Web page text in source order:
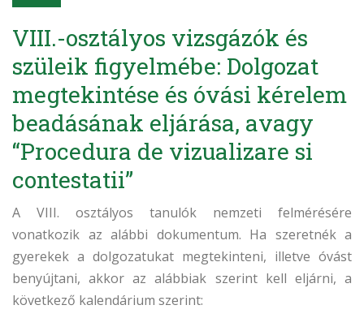
VIII.-osztályos vizsgázók és
szüleik figyelmébe: Dolgozat
megtekintése és óvási kérelem
beadásának eljárása, avagy
“Procedura de vizualizare si
contestatii”
A VIII. osztályos tanulók nemzeti felmérésére
vonatkozik az alábbi dokumentum. Ha szeretnék a
gyerekek a dolgozatukat megtekinteni, illetve óvást
benyújtani, akkor az alábbiak szerint kell eljárni, a
következő kalendárium szerint: